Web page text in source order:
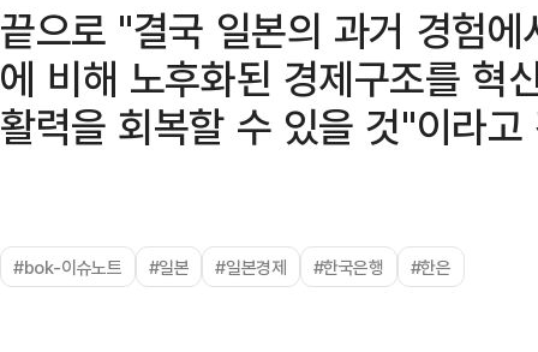
끝으로 "결국 일본의 과거 경험
에 비해 노후화된 경제구조를 혁
활력을 회복할 수 있을 것"이라고
#bok-이슈노트 #일본 #일본경제 #한국은행 #한은